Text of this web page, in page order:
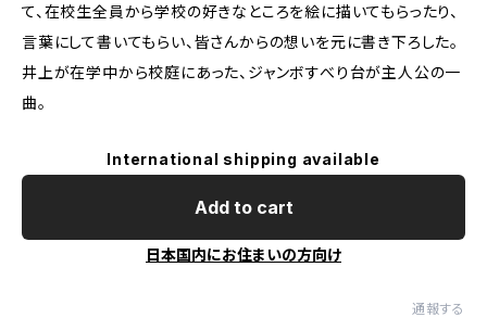
て、在校生全員から学校の好きなところを絵に描いてもらったり、
言葉にして書いてもらい、皆さんからの想いを元に書き下ろした。
井上が在学中から校庭にあった、ジャンボすべり台が主人公の一
曲。
International shipping available
Add to cart
日本国内にお住まいの方向け
通報する